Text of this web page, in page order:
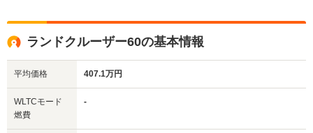
燃費
駆動方式
└郊外:10.5km/L
└高速道路:11.0km/L
ランドクルーザー60の基本情報
平均価格 407.1万円
WLTCモード
燃費
-